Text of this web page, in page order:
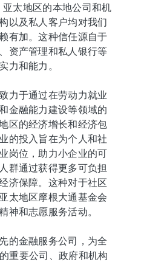
太地区的本地公司和机
以及私人客户均对我们
有加。这种信任源自于
资产管理和私人银行等
力和能力。
力于通过在劳动力就业
金融能力建设等领域的
区的经济增长和经济包
的投入旨在为个人和社
岗位，助力小企业的可
群通过获得更多可负担
济保障。这种对于社区
太地区摩根大通基金会
神和志愿服务活动。
的金融服务公司，为全
重要公司、政府和机构